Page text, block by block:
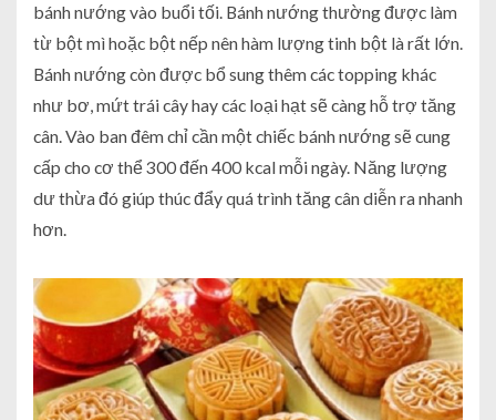
bánh nướng vào buổi tối. Bánh nướng thường được làm
từ bột mì hoặc bột nếp nên hàm lượng tinh bột là rất lớn.
Bánh nướng còn được bổ sung thêm các topping khác
như bơ, mứt trái cây hay các loại hạt sẽ càng hỗ trợ tăng
cân. Vào ban đêm chỉ cần một chiếc bánh nướng sẽ cung
cấp cho cơ thể 300 đến 400 kcal mỗi ngày. Năng lượng
dư thừa đó giúp thúc đẩy quá trình tăng cân diễn ra nhanh
hơn.